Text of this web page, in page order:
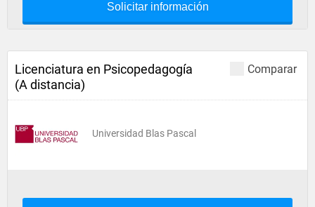
Solicitar información
Comparar
Licenciatura en Psicopedagogía
(A distancia)
Universidad Blas Pascal